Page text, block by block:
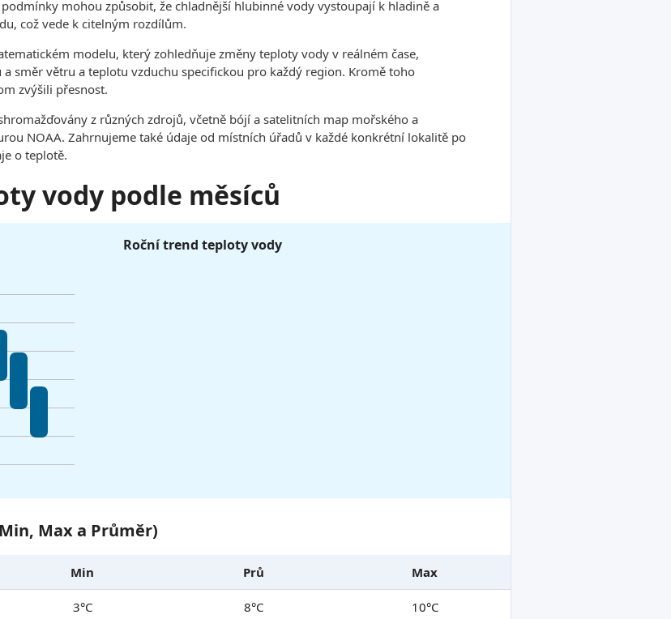
mohou způsobit, že chladnější hlubinné vody vystoupají k hladině a
což vede k citelným rozdílům.
modelu, který zohledňuje změny teploty vody v reálném čase,
směr větru a teplotu vzduchu specifickou pro každý region. Kromě toho
zvýšili přesnost.
z různých zdrojů, včetně bójí a satelitních map mořského a
NOAA. Zahrnujeme také údaje od místních úřadů v každé konkrétní lokalitě po
o teplotě.
vody podle měsíců
Roční trend teploty vody
Max a Průměr)
Min Prů Max
3°C 8°C 10°C